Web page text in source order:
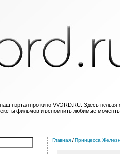
портал про кино VVORD.RU. Здесь
фильмов и вспомнить любимые моменты.
Главная / Принцесса